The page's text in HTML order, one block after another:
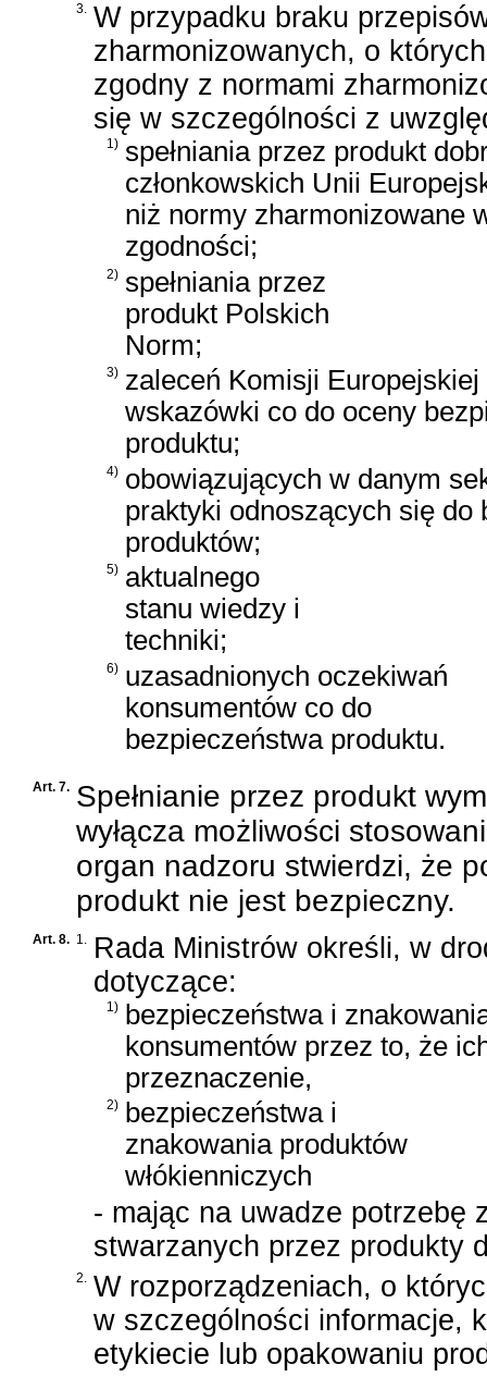
3. W przypadku braku
zharmonizowanych, o
zgodny z normami
się w szczególności z
1) spełniania przez produkt
członkowskich Unii
niż normy zharmonizowane
zgodności;
2) spełniania przez
produkt Polskich
Norm;
3) zaleceń Komisji
wskazówki co do oceny
produktu;
4) obowiązujących w danym
praktyki odnoszących się do
produktów;
5) aktualnego
stanu wiedzy i
techniki;
6) uzasadnionych oczekiwań
konsumentów co do
bezpieczeństwa produktu.
Art. 7. Spełnianie przez produkt
wyłącza możliwości
organ nadzoru stwierdzi, że
produkt nie jest bezpieczny.
Art. 8. 1.
Rada Ministrów określi, w
dotyczące:
1) bezpieczeństwa i
konsumentów przez to, że
przeznaczenie,
2)
bezpieczeństwa i
znakowania produktów
włókienniczych
- mając na uwadze potrzebę
stwarzanych przez produkty
2. W rozporządzeniach, o
w szczególności informacje,
etykiecie lub opakowaniu